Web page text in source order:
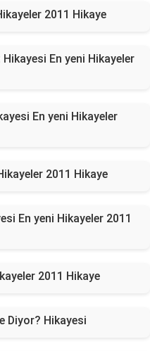
2011 Hikaye
Hikayesi En yeni Hikayeler
En yeni Hikayeler
2011 Hikaye
En yeni Hikayeler 2011
2011 Hikaye
Diyor? Hikayesi